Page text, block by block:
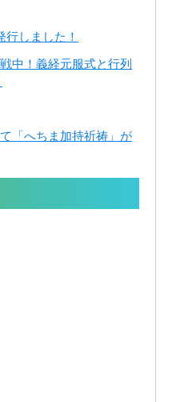
しました！
中！義経元服式と行列
「へちま加持祈祷」が